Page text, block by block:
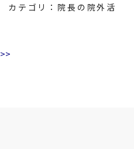
カテゴリ： 院長の院外活
>>